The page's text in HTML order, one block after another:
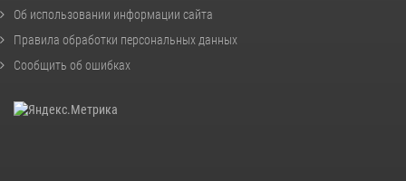
Об использовании информации сайта
Правила обработки персональных данных
Сообщить об ошибках